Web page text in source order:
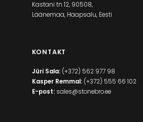
Kastani tn 12, 90508,
Läänemaa, Haapsalu, Eesti
KONTAKT
Jüri Sala: (+372) 562 977 98
Kasper Remmal: (+372) 555 66 102
E-post: sales@stonebro.ee